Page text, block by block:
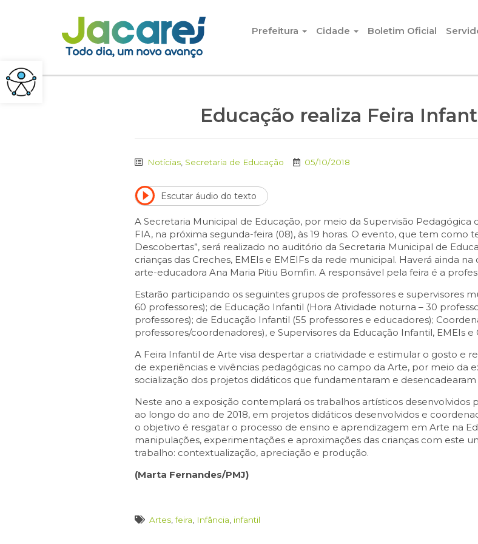
Pular para o conteúdo
Prefeitura
Cidade Boletim Oficial
Educação realiza Feira
Notícias Secretaria de Educação 05/10/2018
Escutar áudio do texto
A Secretaria Municipal de Educação, por meio da Supervisão Pedagógica
FIA, na próxima segunda-feira (08), às 19 horas. O evento, que tem como
Descobertas”, será realizado no auditório da Secretaria Municipal de
crianças das Creches, EMEIs e EMEIFs da rede municipal. Haverá ainda
arte-educadora Ana Maria Pitiu Bomfin. A responsável pela feira é a
Estarão participando os seguintes grupos de professores e supervisores
60 professores); de Educação Infantil (Hora Atividade noturna – 30
professores); de Educação Infantil (55 professores e educadores);
professores/coordenadores), e Supervisores da Educação Infantil, EMEIs
A Feira Infantil de Arte visa despertar a criatividade e estimular o gosto e
de experiências e vivências pedagógicas no campo da Arte, por meio da
socialização dos projetos didáticos que fundamentaram e
Neste ano a exposição contemplará os trabalhos artísticos desenvolvidos
ao longo do ano de 2018, em projetos didáticos desenvolvidos e
o objetivo é resgatar o processo de ensino e aprendizagem em Arte na
manipulações, experimentações e aproximações das crianças com este
trabalho: contextualização, apreciação e produção.
(Marta Fernandes/PMJ)
Artes ,feira Infância infantil